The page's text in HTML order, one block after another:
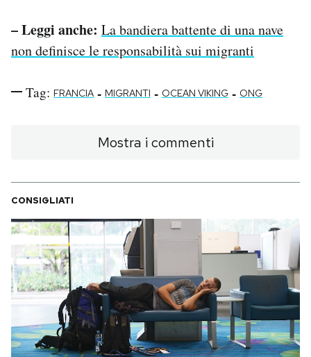
– Leggi anche: La bandiera battente di una nave
non definisce le responsabilità sui migranti
Tag: FRANCIA - MIGRANTI - OCEAN VIKING - ONG
Mostra i commenti
CONSIGLIATI